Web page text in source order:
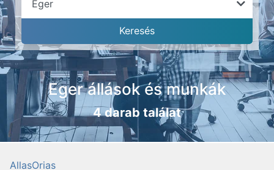
Eger állások és munkák
4 darab találat
AllasOrias